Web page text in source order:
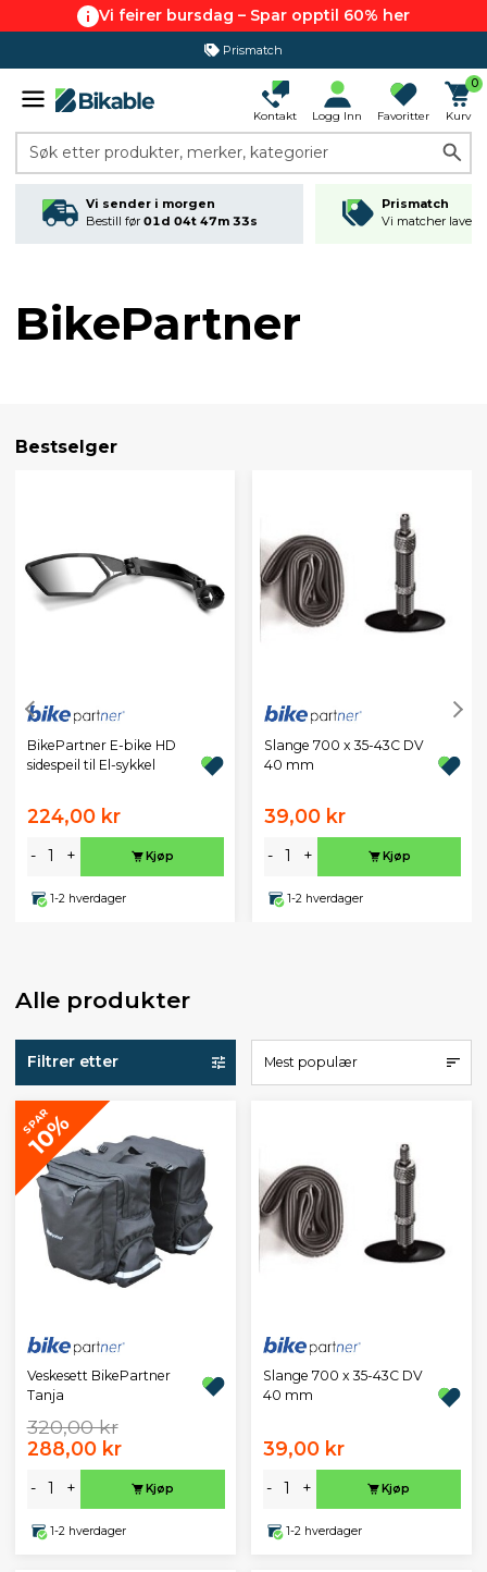
Vi feirer bursdag – Spar opptil 60% her
365 dagers åpent kjøp
Kontakt Logg Inn Favoritter
0
Kurv
Søk etter produkter, merker, kategorier
Vi sender i morgen
Bestill før 01d 04t 47m 32s
Prismatch
Vi matcher
BikePartner
Bestselger
BikePartner E-bike HD
sidespeil til El-sykkel
224,00 kr
- + Kjøp
1-2 hverdager
Slange 700 x 35-43C DV
40 mm
39,00 kr
- + Kjøp
1-2 hverdager
Alle produkter
Filtrer etter Mest populær
SPAR
10%
Veskesett BikePartner
Tanja
320,00 kr
288,00 kr
- + Kjøp
1-2 hverdager
Slange 700 x 35-43C DV
40 mm
39,00 kr
- + Kjøp
1-2 hverdager